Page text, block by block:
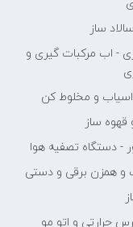
ساز
- اب مرکبات گیری و
اسیاب و مخلوط کن
ساز
- دستگاه تصفیه هوا
و همزن برقی و دستی
حرارتی و اتو مو